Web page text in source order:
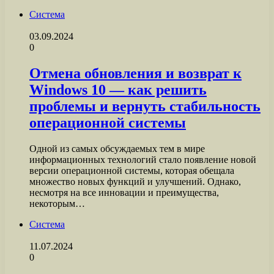
Система
03.09.2024
0
Отмена обновления и возврат к
Windows 10 — как решить
проблемы и вернуть стабильность
операционной системы
Одной из самых обсуждаемых тем в мире
информационных технологий стало появление новой
версии операционной системы, которая обещала
множество новых функций и улучшений. Однако,
несмотря на все инновации и преимущества,
некоторым…
Система
11.07.2024
0